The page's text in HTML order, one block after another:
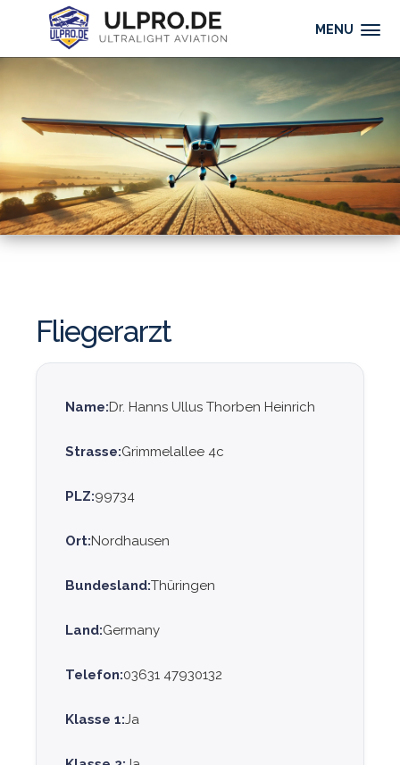
MENU
Fliegerarzt
Name:Dr. Hanns Ullus Thorben Heinrich
Strasse:Grimmelallee 4c
PLZ:99734
Ort:Nordhausen
Bundesland:Thüringen
Land:Germany
Telefon:03631 47930132
Klasse 1:Ja